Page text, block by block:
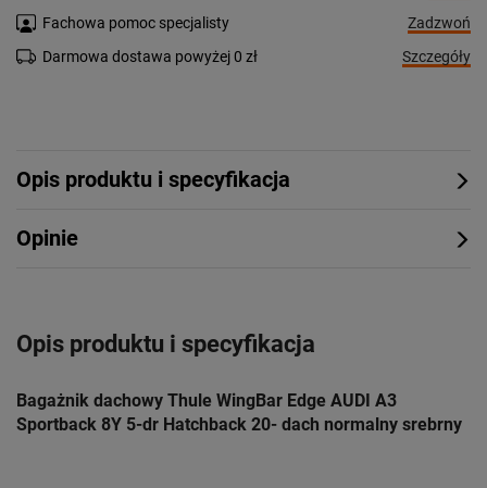
Fachowa pomoc specjalisty
Zadzwoń
Darmowa dostawa powyżej 0 zł
Szczegóły
Opis produktu i specyfikacja
Opinie
Opis produktu i specyfikacja
Bagażnik dachowy Thule WingBar Edge AUDI A3
Sportback 8Y 5-dr Hatchback 20- dach normalny srebrny